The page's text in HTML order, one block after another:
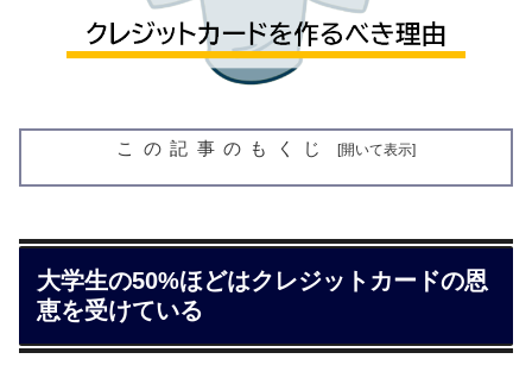
この記事のもくじ
大学生の50%ほどはクレジットカードの恩
恵を受けている